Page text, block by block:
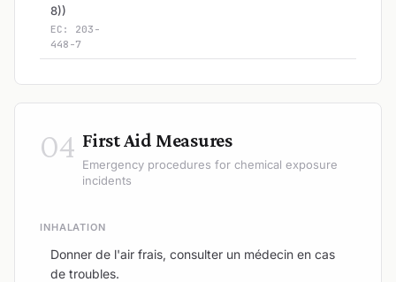
8))
EC: 203-
448-7
04 First Aid Measures
Emergency procedures for chemical exposure
incidents
INHALATION
Donner de l'air frais, consulter un médecin en cas
de troubles.